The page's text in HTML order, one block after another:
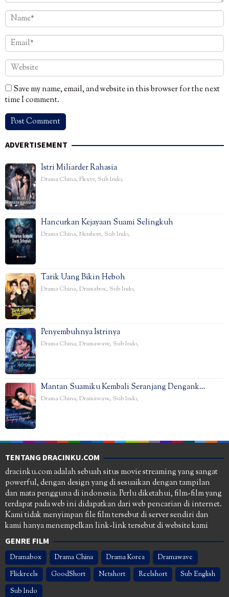
Save my name, email, and website in this browser for the next
time I comment.
ADVERTISEMENT
Istri Miliarder Rahasia
Drama China, Flextv, Sub Indo,
Hancurkan Kejayaan Suami Selingkuh
Drama China, Netshort, Sub Indo,
Tarik Uang Bikin Heboh
Drama China, Dramabox, Sub Indo,
Penyembuhnya Istrinya
Drama China, Dramawave, Sub Indo,
Mantan Suamiku Kembali Seranjang Dengank…
Drama China, Dramawave, Sub Indo,
TENTANG DRACINKU.COM
dracinku.com adalah sebuah situs movie streaming yang sangat
powerful, dengan design yang di sesuaikan dengan tampilan
dan mata pengguna di indonesia. Perlu diketahui, film-film yang
terdapat pada web ini didapatkan dari web pencarian di internet.
Kami tidak menyimpan file film tersebut di server sendiri dan
kami hanya menempelkan link-link tersebut di website kami
GENRE FILM
Dramabox Drama China Drama Korea
Dramawave
Flickreels
GoodShort Netshort Reelshort
Sub English
Sub Indo